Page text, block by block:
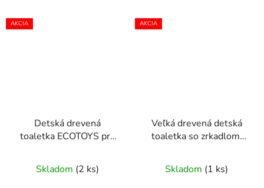
AKCIA
Detská drevená
toaletka ECOTOYS pre
zrkadlom a taburetkou,
ružová
Skladom (2 ks)
AKCIA
Veľká drevená detská
toaletka so zrkadlom,
ECOTOYS
Skladom (1 ks)